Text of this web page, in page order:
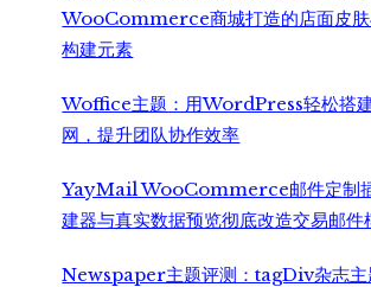
WooCommerce商城打造的店面皮肤
构建元素
Woffice主题：用WordPress轻松搭
网，提升团队协作效率
YayMail WooCommerce邮件定制
建器与真实数据预览彻底改造交易邮件
Newspaper主题评测：tagDiv杂志主